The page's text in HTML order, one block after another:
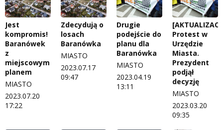
Jest
kompromis!
Baranówek
z
miejscowym
planem
MIASTO
2023.07.20
17:22
Zdecydują o
losach
Baranówka
MIASTO
2023.07.17
09:47
Drugie
podejście do
planu dla
Baranówka
MIASTO
2023.04.19
13:11
Protest w
Urzędzie
Miasta.
Prezydent
podjął
decyzję
MIASTO
2023.03.20
09:35